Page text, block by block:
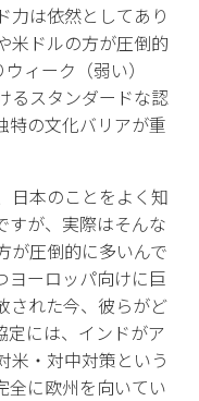
力は依然としてあり
米ドルの方が圧倒的
ィーク（弱い）
るスタンダードな認
特の文化バリアが重
日本のことをよく知
すが、実際はそんな
が圧倒的に多いんで
ヨーロッパ向けに巨
された今、彼らがど
定には、インドがア
米・対中対策という
全に欧州を向いてい